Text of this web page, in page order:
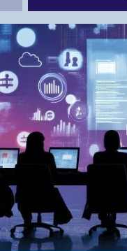
Bottighofen
Bremgarten bei Bern
Brig
Brig-Glis
Bronschhofen
Brugg
Brugg AG
Brütten
Bubendorf
Buchs (SG)
Burgdorf
Bäretswil